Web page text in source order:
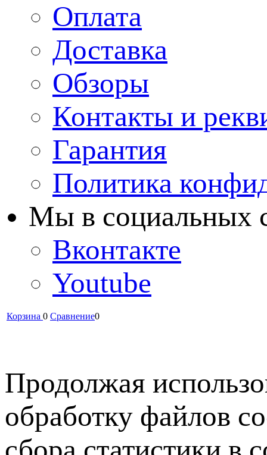
Оплата
Доставка
Обзоры
Контакты и
Гарантия
Политика
Мы в cоциальных
Вконтакте
Youtube
Корзина 0 Сравнение0
Продолжая
обработку файлов